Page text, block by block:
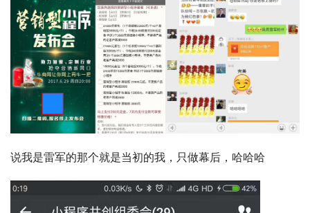
说我是雷军的那个就是当初的我，只做幕后，哈哈哈